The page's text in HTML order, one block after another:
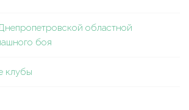
областной
боя
клубы